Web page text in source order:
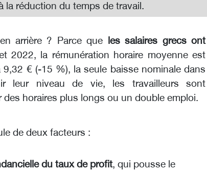
la réduction du temps de travail.
arrière ? Parce que les salaires grecs ont
2022, la rémunération horaire moyenne est
€ (-15 %), la seule baisse nominale dans
leur niveau de vie, les travailleurs sont
des horaires plus longs ou un double emploi.
de deux facteurs :
du taux de profit, qui pousse le